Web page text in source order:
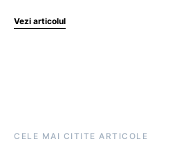
Vezi articolul
CELE MAI CITITE ARTICOLE